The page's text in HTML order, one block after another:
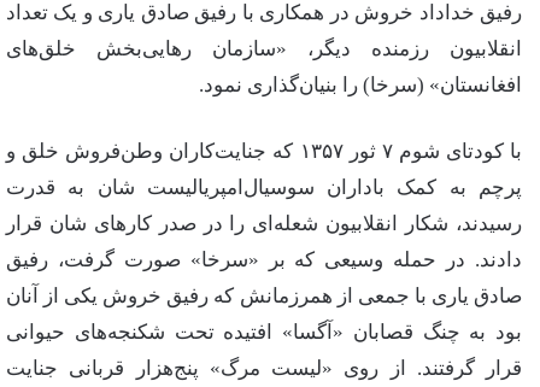
رفیق خداداد خروش در همکاری با رفیق صادق یاری و یک تعداد
انقلابیون رزمنده دیگر، «سازمان رهایی‌بخش خلق‌های
افغانستان» (سرخا) را بنیان‌گذاری نمود.
با کودتای شوم ۷ ثور ۱۳۵۷ که جنایت‌کاران وطن‌فروش خلق و
پرچم به کمک باداران سوسیال‌امپریالیست شان به قدرت
رسیدند، شکار انقلابیون شعله‌ای را در صدر کارهای شان قرار
دادند. در حمله وسیعی که بر «سرخا» صورت گرفت، رفیق
صادق یاری با جمعی از همرزمانش که رفیق خروش یکی از آنان
بود به چنگ قصابان «آگسا» افتیده تحت شکنجه‌های حیوانی
قرار گرفتند. از روی «لیست مرگ» پنج‌هزار قربانی جنایت